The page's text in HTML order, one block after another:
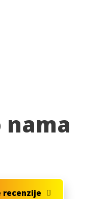
nama
recenzije